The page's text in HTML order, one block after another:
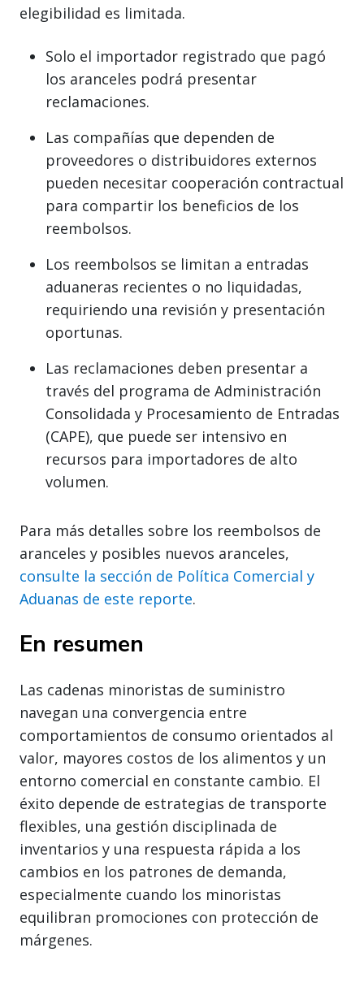
elegibilidad es limitada.
Solo el importador registrado que pagó
los aranceles podrá presentar
reclamaciones.
Las compañías que dependen de
proveedores o distribuidores externos
pueden necesitar cooperación contractual
para compartir los beneficios de los
reembolsos.
Los reembolsos se limitan a entradas
aduaneras recientes o no liquidadas,
requiriendo una revisión y presentación
oportunas.
Las reclamaciones deben presentar a
través del programa de Administración
Consolidada y Procesamiento de Entradas
(CAPE), que puede ser intensivo en
recursos para importadores de alto
volumen.
Para más detalles sobre los reembolsos de
aranceles y posibles nuevos aranceles,
consulte la sección de Política Comercial y
Aduanas de este reporte.
En resumen
Las cadenas minoristas de suministro
navegan una convergencia entre
comportamientos de consumo orientados al
valor, mayores costos de los alimentos y un
entorno comercial en constante cambio. El
éxito depende de estrategias de transporte
flexibles, una gestión disciplinada de
inventarios y una respuesta rápida a los
cambios en los patrones de demanda,
especialmente cuando los minoristas
equilibran promociones con protección de
márgenes.